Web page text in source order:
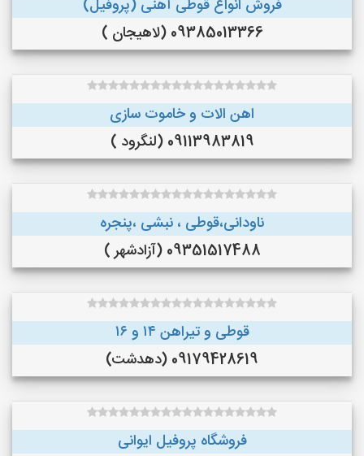
فروش انواع قوطی آهنی (پروفیل)
09385013366 (لاهیجان )
اهن الات و خاموت سازی
09113983819 (لنگرود )
ناودانی،قوطی ، نبشی ،پنجره
09351517488 (آزادشهر )
قوطی و تیراهن ۱۴ و ۱۶
09179428619 (دهدشت)
فروشگاه پروفیل ایوانی